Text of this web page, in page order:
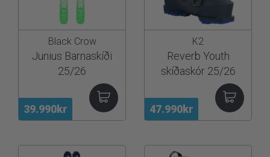
39.990kr
Black Crow
Junius Barnaskíði
25/26
47.990kr
K2
Reverb Youth
skíðaskór 25/26